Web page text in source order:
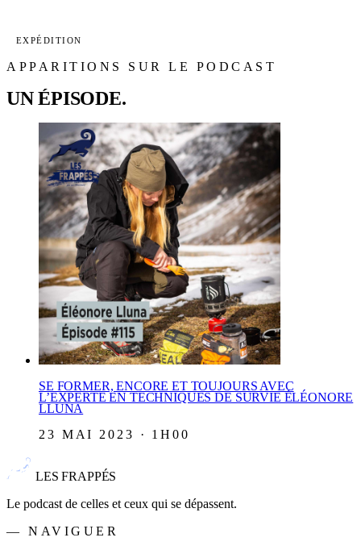
EXPÉDITION
APPARITIONS SUR LE PODCAST
UN ÉPISODE.
SE FORMER, ENCORE ET TOUJOURS AVEC
L’EXPERTE EN TECHNIQUES DE SURVIE ÉLÉONORE
LLUNA
23 MAI 2023 · 1H00
LES FRAPPÉS
Le podcast de celles et ceux qui se dépassent.
— NAVIGUER